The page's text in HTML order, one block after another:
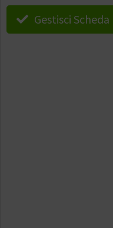
Gestisci Scheda